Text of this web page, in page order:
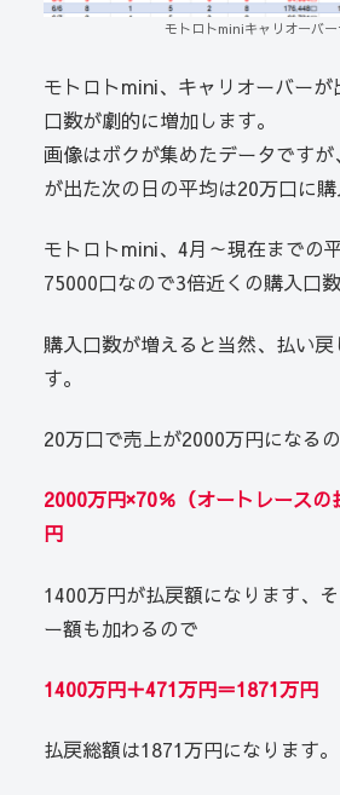
モトロトminiキャリオーバー
モトロトmini、キャリオーバーが
口数が劇的に増加します。
画像はボクが集めたデータです
が出た次の日の平均は20万口に購
モトロトmini、4月～現在までの
75000口なので3倍近くの購入口数
購入口数が増えると当然、払い
す。
20万口で売上が2000万円になる
2000万円×70％（オートレース
円
1400万円が払戻額になります、
ー額も加わるので
1400万円＋471万円＝1871万円
払戻総額は1871万円になります。